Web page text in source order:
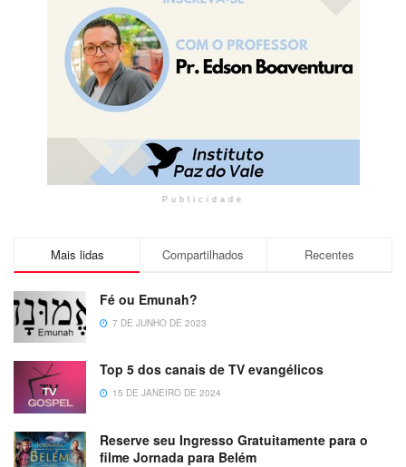
Publicidade
Mais lidas Compartilhados Recentes
Fé ou Emunah?
7 DE JUNHO DE 2023
Top 5 dos canais de TV evangélicos
15 DE JANEIRO DE 2024
Reserve seu Ingresso Gratuitamente para o
filme Jornada para Belém